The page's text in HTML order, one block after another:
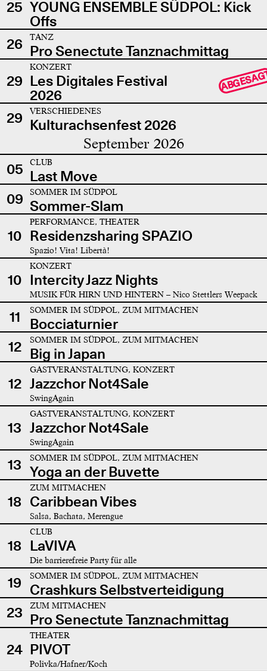
25 YOUNG ENSEMBLE SÜDPOL: Kick
Offs
26
TANZ
Pro Senectute Tanznachmittag
29
KONZERT
Les Digitales Festival
2026
29 VERSCHIEDENES
Kulturachsenfest 2026
September 2026
05 CLUB
Last Move
09
SOMMER IM SÜDPOL
Sommer-Slam
10
PERFORMANCE, THEATER
Residenzsharing SPAZIO
Spazio! Vita! Libertà!
10
KONZERT
Intercity Jazz Nights
MUSIK FÜR HIRN UND HINTERN – Nico Stettlers Weepack
11 SOMMER IM SÜDPOL, ZUM MITMACHEN
Bocciaturnier
12
SOMMER IM SÜDPOL, ZUM MITMACHEN
Big in Japan
12
GASTVERANSTALTUNG, KONZERT
Jazzchor Not4Sale
SwingAgain
13
GASTVERANSTALTUNG, KONZERT
Jazzchor Not4Sale
SwingAgain
13 SOMMER IM SÜDPOL, ZUM MITMACHEN
Yoga an der Buvette
18
ZUM MITMACHEN
Caribbean Vibes
Salsa, Bachata, Merengue
18
CLUB
LaVIVA
Die barrierefreie Party für alle
19 SOMMER IM SÜDPOL, ZUM MITMACHEN
Crashkurs Selbstverteidigung
23
ZUM MITMACHEN
Pro Senectute Tanznachmittag
24
THEATER
PIVOT
Polivka/Hafner/Koch